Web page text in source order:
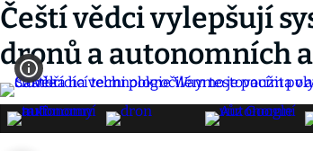
Čeští vědci vylepšují
dronů a autonomních